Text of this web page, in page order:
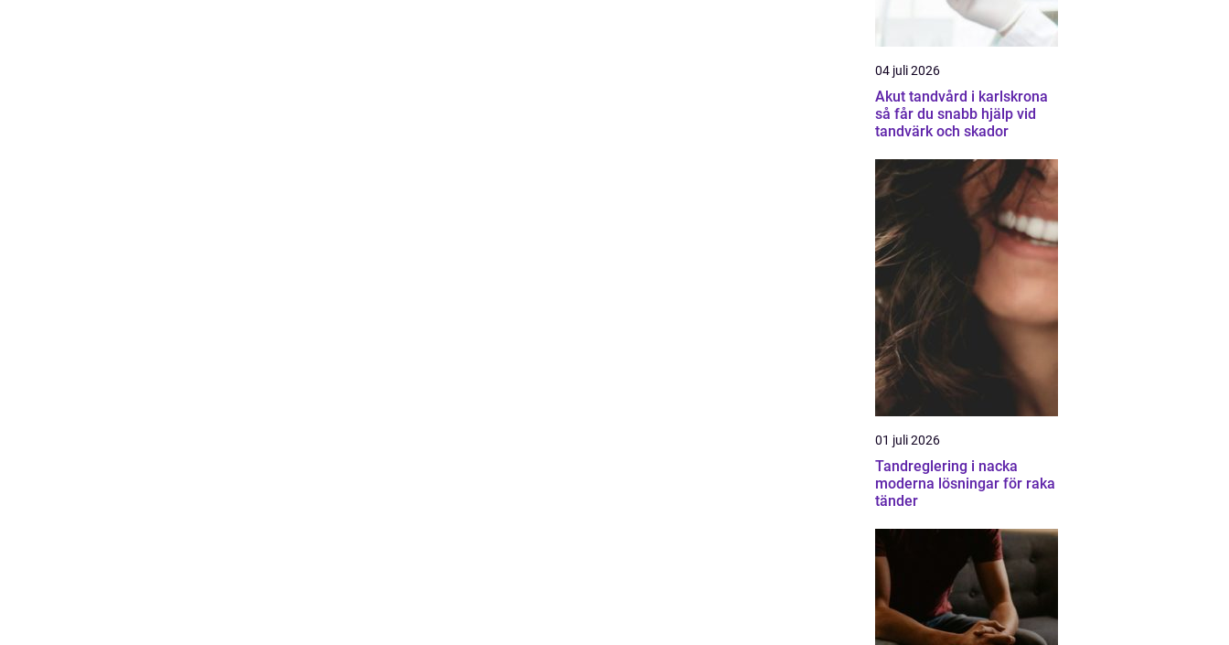
04 juli 2026
Akut tandvård i karlskrona
så får du snabb hjälp vid
tandvärk och skador
01 juli 2026
Tandreglering i nacka
moderna lösningar för raka
tänder